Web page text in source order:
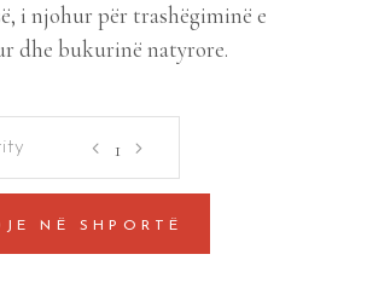
i njohur për trashëgiminë e
dhe bukurinë natyrore.
NË SHPORTË